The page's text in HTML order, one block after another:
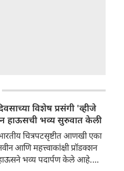
विशेष प्रसंगी 'व्हीजे
हाऊसची भव्य सुरुवात केली
चित्रपटसृष्टीत आणखी एका
आणि महत्त्वाकांक्षी प्रॉडक्शन
भव्य पदार्पण केले आहे.